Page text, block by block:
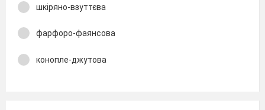
шкіряно-взуттєва
фарфоро-фаянсова
конопле-джутова